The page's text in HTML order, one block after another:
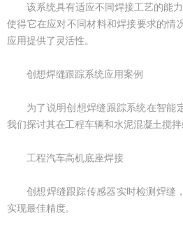
该系统具有适应不同焊接工艺的能力
使得它在应对不同材料和焊接要求的情
应用提供了灵活性。
创想焊缝跟踪系统应用案例
为了说明创想焊缝跟踪系统在智能
我们探讨其在工程车辆和水泥混凝土搅拌
工程汽车高机底座焊接
创想焊缝跟踪传感器实时检测焊缝
实现最佳精度。